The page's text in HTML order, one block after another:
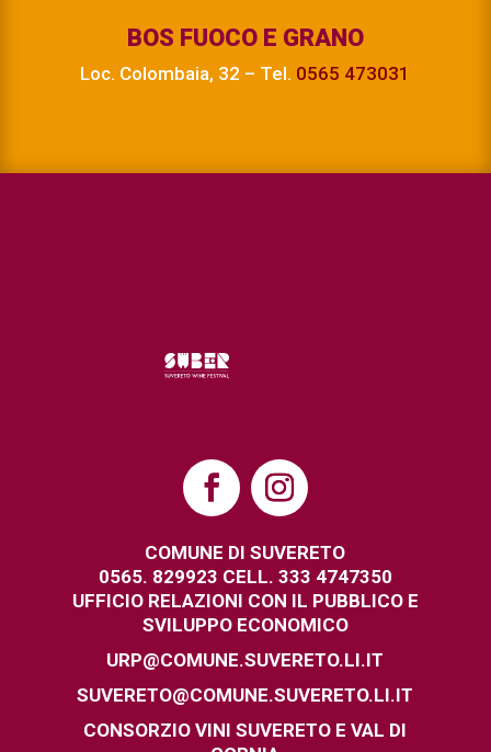
BOS FUOCO E GRANO
Loc. Colombaia, 32 – Tel. 0565 473031
COMUNE DI SUVERETO
0565. 829923 CELL. 333 4747350
UFFICIO RELAZIONI CON IL PUBBLICO E
SVILUPPO ECONOMICO
URP@COMUNE.SUVERETO.LI.IT
SUVERETO@COMUNE.SUVERETO.LI.IT
CONSORZIO VINI SUVERETO E VAL DI